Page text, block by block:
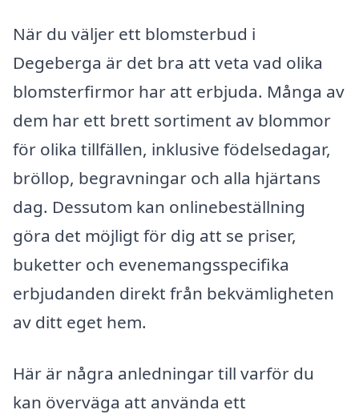
När du väljer ett blomsterbud i
Degeberga är det bra att veta vad olika
blomsterfirmor har att erbjuda. Många av
dem har ett brett sortiment av blommor
för olika tillfällen, inklusive födelsedagar,
bröllop, begravningar och alla hjärtans
dag. Dessutom kan onlinebeställning
göra det möjligt för dig att se priser,
buketter och evenemangsspecifika
erbjudanden direkt från bekvämligheten
av ditt eget hem.
Här är några anledningar till varför du
kan överväga att använda ett